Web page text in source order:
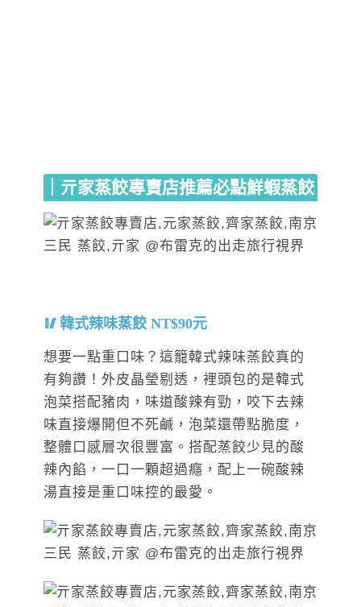
｜亓家蒸餃專賣店推薦必點鮮蝦蒸餃
韓式辣味蒸餃 NT$90元
想要一點重口味？這籠韓式辣味蒸餃真的
有夠讚！外皮晶瑩剔透，裡頭包的是韓式
泡菜搭配豬肉，味道酸辣有勁，咬下去辣
味直接爆開但不死鹹，泡菜還帶點脆度，
整體口感層次很豐富。搭配蒸餃少見的酸
辣內餡，一口一顆超過癮，配上一碗酸辣
湯直接是重口味控的最愛。